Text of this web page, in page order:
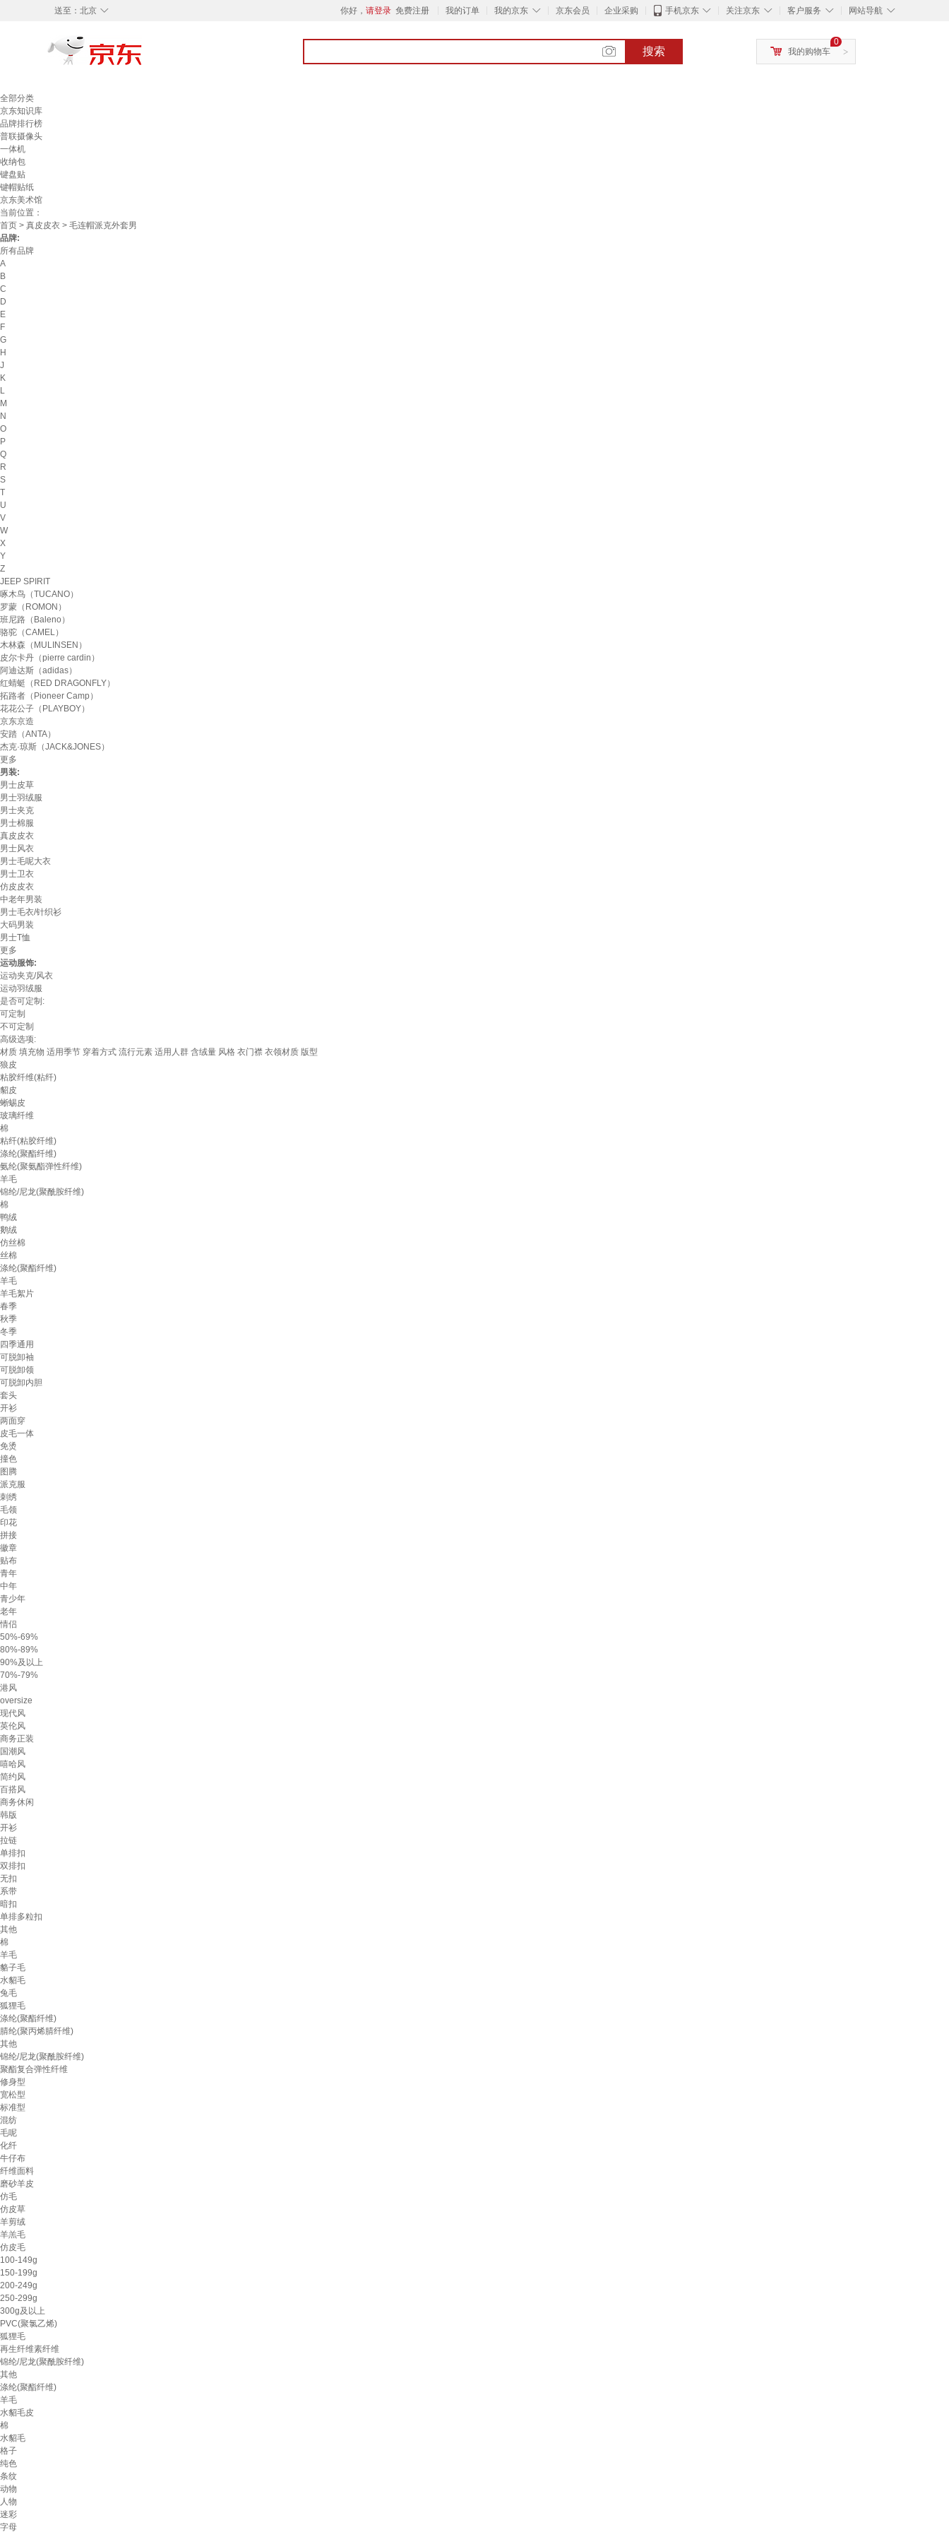
◇
送至： 北京 你好， 请登录 免费注册 我的订单 ◇
我的京东 京东会员 企业采购 ◇
手机京东 ◇
关注京东 ◇
客户服务 ◇
网站导航
搜索 >
0
我的购物车
全部分类
京东知识库
品牌排行榜
普联摄像头
一体机
收纳包
键盘贴
键帽贴纸
京东美术馆
当前位置：
首页 > 真皮皮衣 > 毛连帽派克外套男
品牌:
所有品牌
A
B
C
D
E
F
G
H
J
K
L
M
N
O
P
Q
R
S
T
U
V
W
X
Y
Z
JEEP SPIRIT
啄木鸟（TUCANO）
罗蒙（ROMON）
班尼路（Baleno）
骆驼（CAMEL）
木林森（MULINSEN）
皮尔卡丹（pierre cardin）
阿迪达斯（adidas）
红蜻蜓（RED DRAGONFLY）
拓路者（Pioneer Camp）
花花公子（PLAYBOY）
京东京造
安踏（ANTA）
杰克·琼斯（JACK&JONES）
更多
男装:
男士皮草
男士羽绒服
男士夹克
男士棉服
真皮皮衣
男士风衣
男士毛呢大衣
男士卫衣
仿皮皮衣
中老年男装
男士毛衣/针织衫
大码男装
男士T恤
更多
运动服饰:
运动夹克/风衣
运动羽绒服
是否可定制:
可定制
不可定制
高级选项:
材质 填充物 适用季节 穿着方式 流行元素 适用人群 含绒量 风格 衣门襟 衣领材质 版型
狼皮
粘胶纤维(粘纤)
貂皮
蜥蜴皮
玻璃纤维
棉
粘纤(粘胶纤维)
涤纶(聚酯纤维)
氨纶(聚氨酯弹性纤维)
羊毛
锦纶/尼龙(聚酰胺纤维)
棉
鸭绒
鹅绒
仿丝棉
丝棉
涤纶(聚酯纤维)
羊毛
羊毛絮片
春季
秋季
冬季
四季通用
可脱卸袖
可脱卸领
可脱卸内胆
套头
开衫
两面穿
皮毛一体
免烫
撞色
图腾
派克服
刺绣
毛领
印花
拼接
徽章
贴布
青年
中年
青少年
老年
情侣
50%-69%
80%-89%
90%及以上
70%-79%
港风
oversize
现代风
英伦风
商务正装
国潮风
嘻哈风
简约风
百搭风
商务休闲
韩版
开衫
拉链
单排扣
双排扣
无扣
系带
暗扣
单排多粒扣
其他
棉
羊毛
貉子毛
水貂毛
兔毛
狐狸毛
涤纶(聚酯纤维)
腈纶(聚丙烯腈纤维)
其他
锦纶/尼龙(聚酰胺纤维)
聚酯复合弹性纤维
修身型
宽松型
标准型
混纺
毛呢
化纤
牛仔布
纤维面料
磨砂羊皮
仿毛
仿皮草
羊剪绒
羊羔毛
仿皮毛
100-149g
150-199g
200-249g
250-299g
300g及以上
PVC(聚氯乙烯)
狐狸毛
再生纤维素纤维
锦纶/尼龙(聚酰胺纤维)
其他
涤纶(聚酯纤维)
羊毛
水貂毛皮
棉
水貂毛
格子
纯色
条纹
动物
人物
迷彩
字母